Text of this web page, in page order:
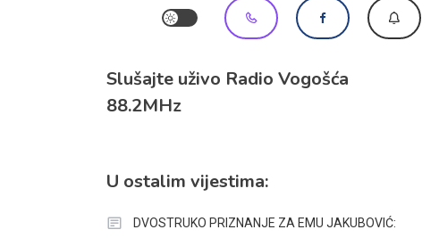
Slušajte uživo Radio Vogošća
88.2MHz
U ostalim vijestima:
DVOSTRUKO PRIZNANJE ZA EMU JAKUBOVIĆ: